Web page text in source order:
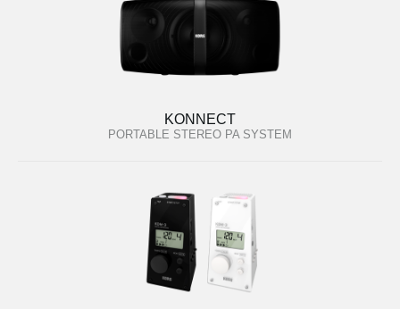
KONNECT
PORTABLE STEREO PA SYSTEM